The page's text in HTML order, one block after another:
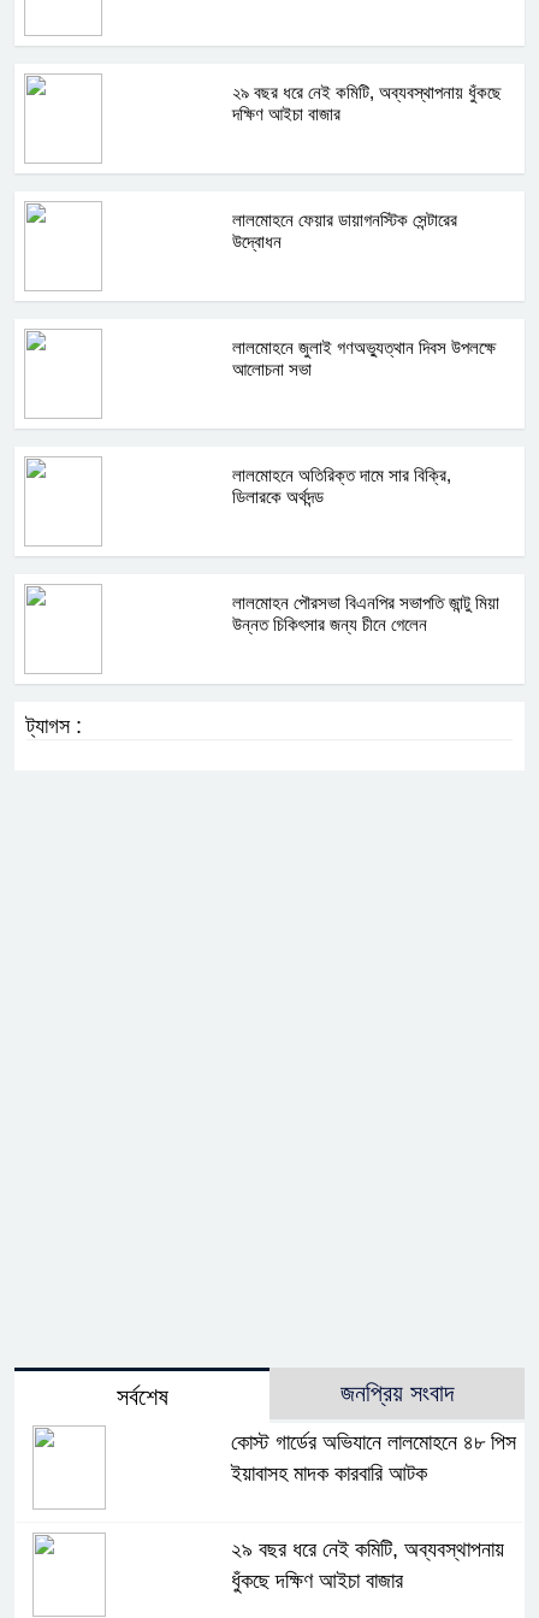
২৯ বছর ধরে নেই কমিটি, অব্যবস্থাপনায় ধুঁকছে
দক্ষিণ আইচা বাজার
লালমোহনে ফেয়ার ডায়াগনস্টিক সেন্টারের
উদ্বোধন
লালমোহনে জুলাই গণঅভ্যুত্থান দিবস উপলক্ষে
আলোচনা সভা
লালমোহনে অতিরিক্ত দামে সার বিক্রি,
ডিলারকে অর্থদন্ড
লালমোহন পৌরসভা বিএনপির সভাপতি জান্টু মিয়া
উন্নত চিকিৎসার জন্য চীনে গেলেন
ট্যাগস :
সর্বশেষ জনপ্রিয় সংবাদ
কোস্ট গার্ডের অভিযানে লালমোহনে ৪৮ পিস
ইয়াবাসহ মাদক কারবারি আটক
২৯ বছর ধরে নেই কমিটি, অব্যবস্থাপনায়
ধুঁকছে দক্ষিণ আইচা বাজার